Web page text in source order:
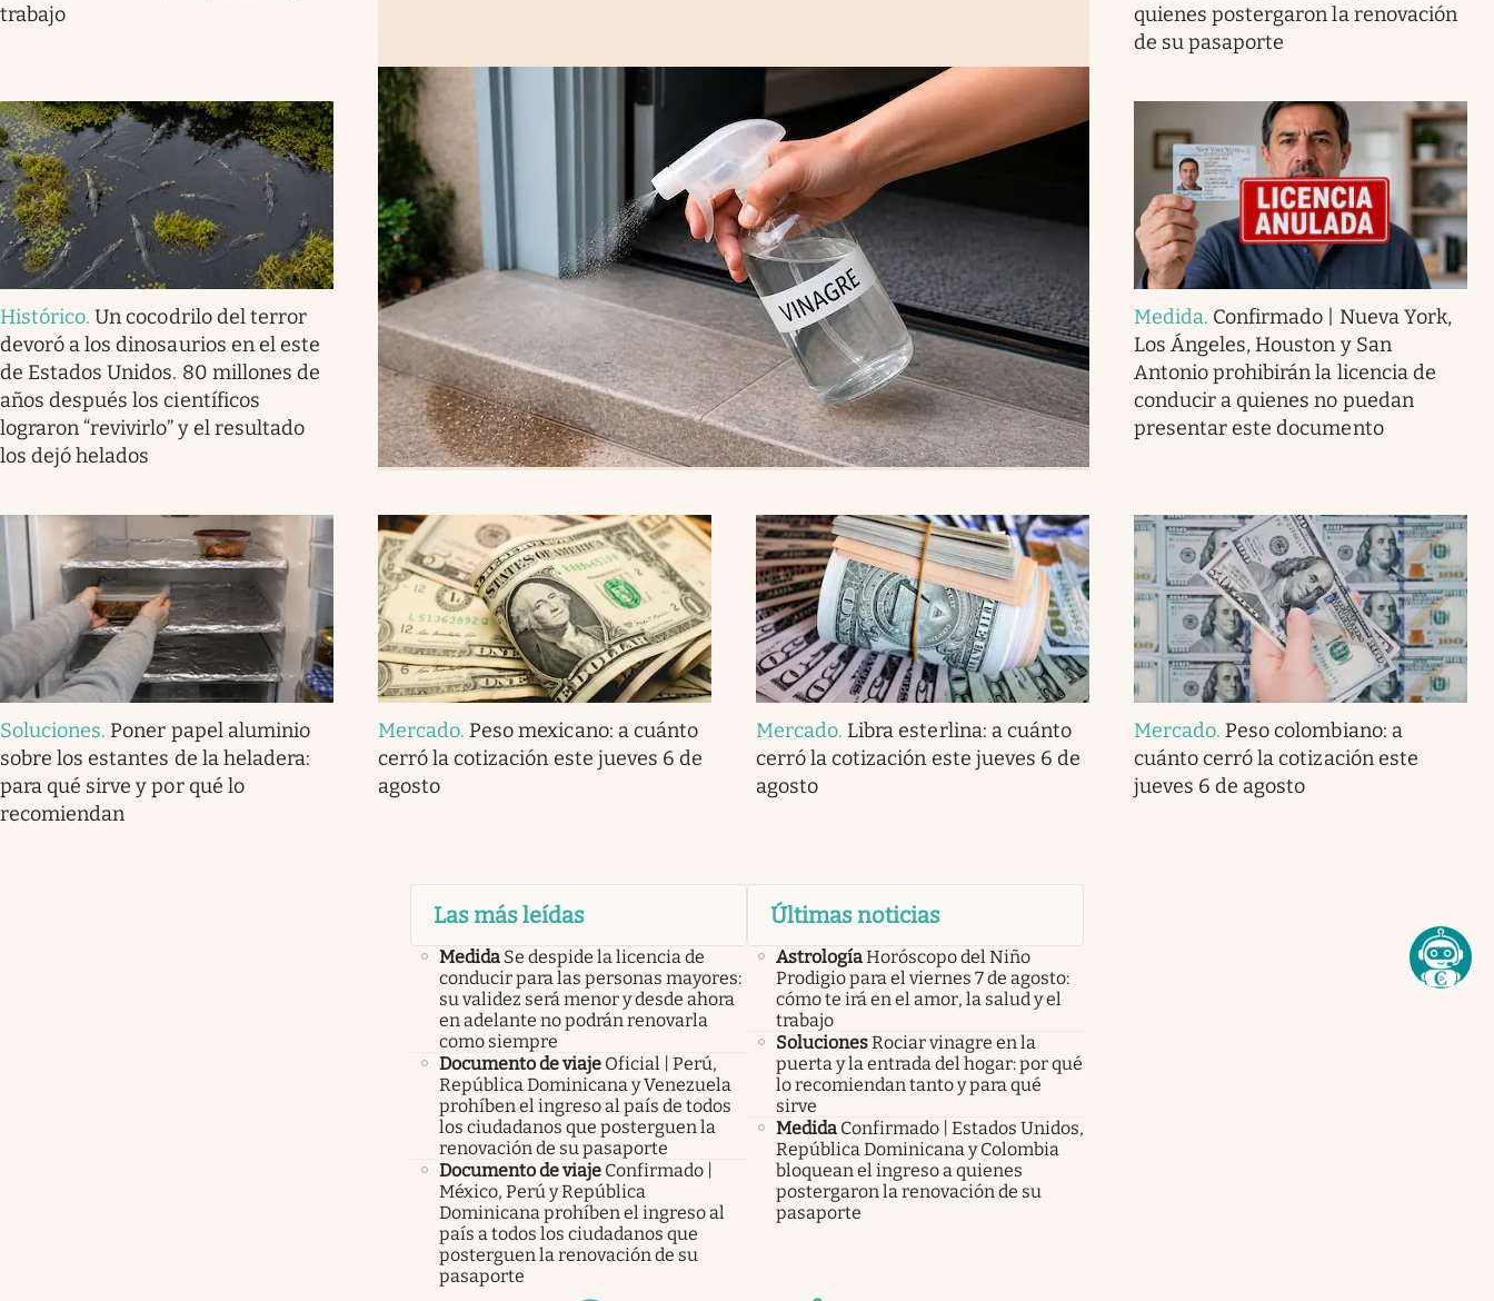
trabajo
quienes postergaron la renovación
de su pasaporte
Histórico.Un cocodrilo del terror
devoró a los dinosaurios en el este
de Estados Unidos. 80 millones de
años después los científicos
lograron “revivirlo” y el resultado
los dejó helados
Medida. Confirmado | Nueva York,
Los Ángeles, Houston y San
Antonio prohibirán la licencia de
conducir a quienes no puedan
presentar este documento
Soluciones. Poner papel aluminio
sobre los estantes de la heladera:
para qué sirve y por qué lo
recomiendan
Mercado. Peso mexicano: a cuánto
cerró la cotización este jueves 6 de
agosto
Mercado. Libra esterlina: a cuánto
cerró la cotización este jueves 6 de
agosto
Mercado. Peso colombiano: a
cuánto cerró la cotización este
jueves 6 de agosto
Las más leídas
Medida Se despide la licencia de
conducir para las personas mayores:
su validez será menor y desde ahora
en adelante no podrán renovarla
como siempre
Documento de viaje Oficial | Perú,
República Dominicana y Venezuela
prohíben el ingreso al país de todos
los ciudadanos que posterguen la
renovación de su pasaporte
Documento de viaje Confirmado |
México, Perú y República
Dominicana prohíben el ingreso al
país a todos los ciudadanos que
posterguen la renovación de su
pasaporte
Últimas noticias
AstrologíaHoróscopo del Niño
Prodigio para el viernes 7 de agosto:
cómo te irá en el amor, la salud y el
trabajo
SolucionesRociar vinagre en la
puerta y la entrada del hogar: por qué
lo recomiendan tanto y para qué
sirve
Medida Confirmado | Estados Unidos,
República Dominicana y Colombia
bloquean el ingreso a quienes
postergaron la renovación de su
pasaporte